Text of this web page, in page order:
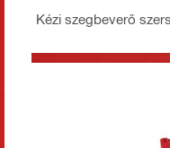
Kézi szegbeverő